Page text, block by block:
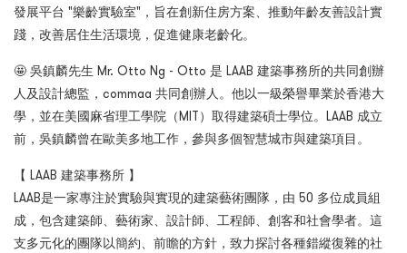
發展平台 "樂齡實驗室"，旨在創新住房方案、推動年齡友善設計實
踐，改善居住生活環境，促進健康老齡化。
🤩 吳鎮麟先生 Mr. Otto Ng - Otto 是 LAAB 建築事務所的共同創辦
人及設計總監，commaa 共同創辦人。他以一級榮譽畢業於香港大
學，並在美國麻省理工學院（MIT）取得建築碩士學位。LAAB 成立
前，吳鎮麟曾在歐美多地工作，參與多個智慧城市與建築項目。
【 LAAB 建築事務所 】
LAAB是一家專注於實驗與實現的建築藝術團隊，由 50 多位成員組
成，包含建築師、藝術家、設計師、工程師、創客和社會學者。這
支多元化的團隊以簡約、前瞻的方針，致力探討各種錯縱復雜的社